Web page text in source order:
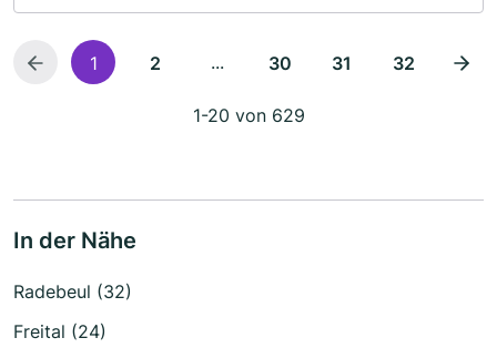
1 2 ... 30 31 32
1-20 von 629
In der Nähe
Radebeul (32)
Freital (24)